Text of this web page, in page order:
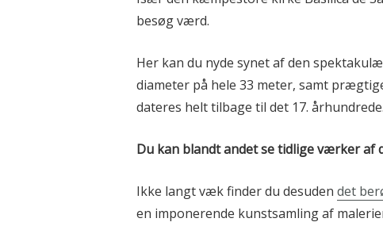
besøg værd.
Her kan du nyde synet af den
diameter på hele 33 meter, samt
dateres helt tilbage til det 17. århundrede.
Du kan blandt andet se tidlige værker af
Ikke langt væk finder du desuden det
en imponerende kunstsamling af